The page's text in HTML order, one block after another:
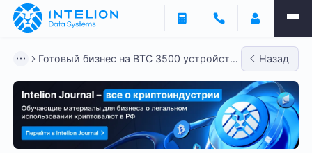
Готовый бизнес на BTC 3500 устройств
Назад